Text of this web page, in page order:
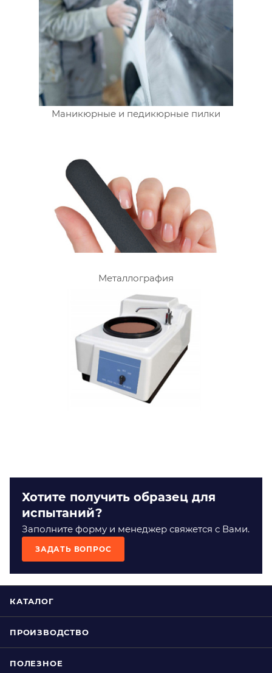
Маникюрные и педикюрные пилки
Металлография
Хотите получить образец для
испытаний?
Заполните форму и менеджер свяжется с Вами.
ЗАДАТЬ ВОПРОС
КАТАЛОГ
ПРОИЗВОДСТВО
ПОЛЕЗНОЕ